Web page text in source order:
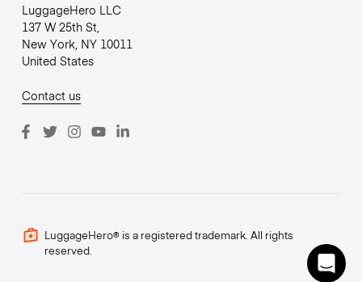
LuggageHero LLC
137 W 25th St,
New York, NY 10011
United States
Contact us
LuggageHero® is a registered trademark. All rights
reserved.